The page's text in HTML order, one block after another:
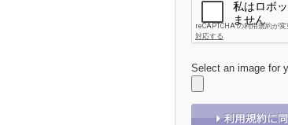
Select an image for